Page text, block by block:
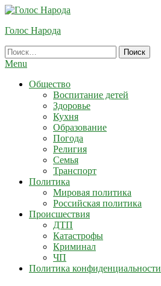
Skip
Content
Голос Народа
Найти:
Menu
Общество
Воспитание детей
Здоровье
Кухня
Образование
Погода
Религия
Семья
Транспорт
Политика
Мировая политика
Российская политика
Происшествия
ДТП
Катастрофы
Криминал
ЧП
Политика конфиденциальности